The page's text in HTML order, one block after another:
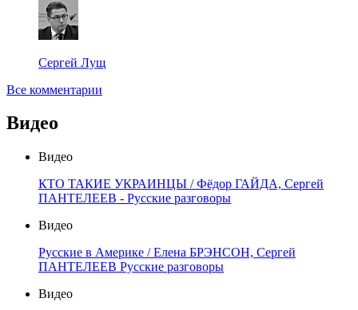
Сергей Лущ
Все комментарии
Видео
Видео
КТО ТАКИЕ УКРАИНЦЫ / Фёдор ГАЙДА, Сергей
ПАНТЕЛЕЕВ - Русские разговоры
Видео
Русские в Америке / Елена БРЭНСОН, Сергей
ПАНТЕЛЕЕВ Русские разговоры
Видео